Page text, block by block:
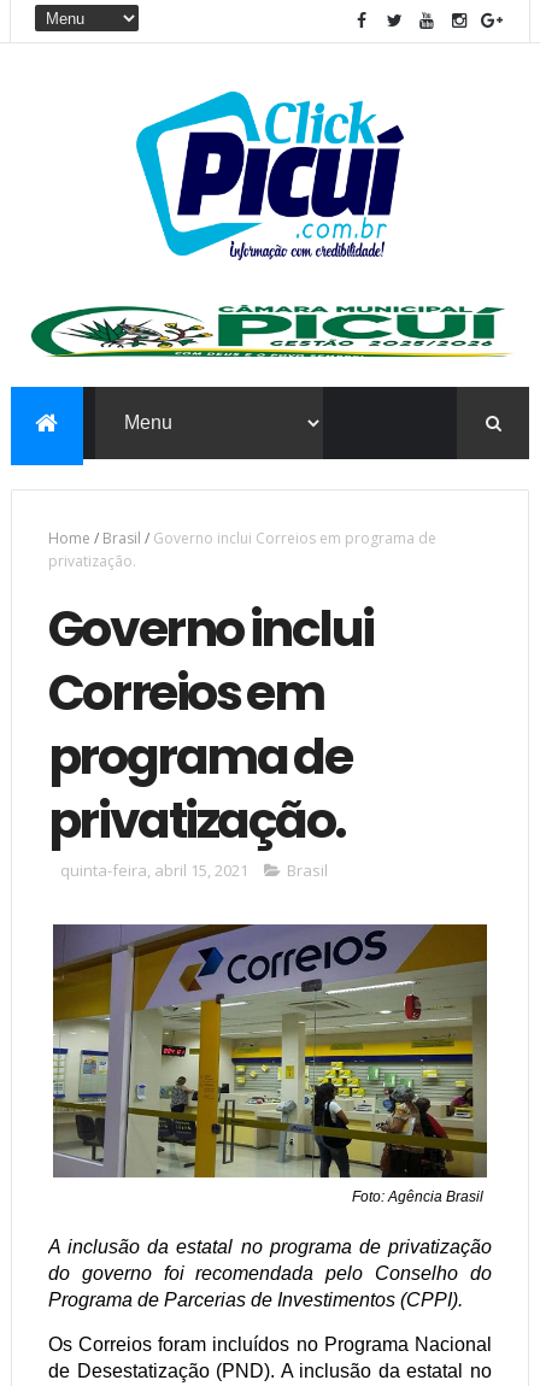
Home / Brasil / Governo inclui Correios em programa de
privatização.
Governo inclui
Correios em
programa de
privatização.
quinta-feira, abril 15, 2021 Brasil
Foto: Agência Brasil
A inclusão da estatal no programa de privatização
do governo foi recomendada pelo Conselho do
Programa de Parcerias de Investimentos (CPPI).
Os Correios foram incluídos no Programa Nacional
de Desestatização (PND). A inclusão da estatal no